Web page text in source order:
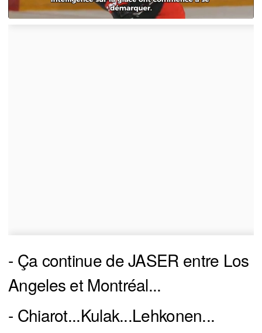
- Ça continue de JASER entre Los
Angeles et Montréal...
- Chiarot...Kulak...Lehkonen...